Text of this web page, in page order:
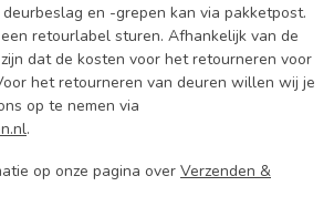
en -grepen kan via pakketpost.
retourlabel sturen. Afhankelijk van de
dat de kosten voor het retourneren voor
het retourneren van deuren willen wij je
op te nemen via
.
op onze pagina over Verzenden &